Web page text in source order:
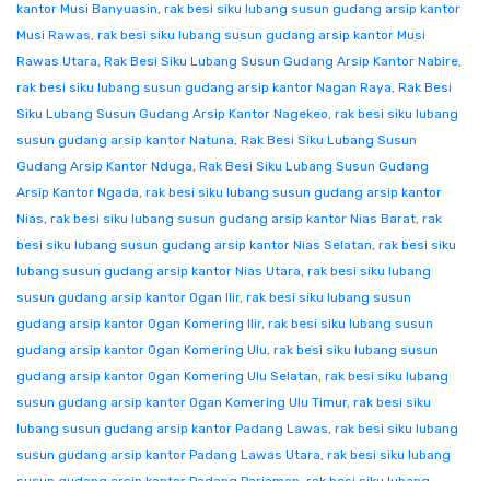
kantor Musi Banyuasin, rak besi siku lubang susun gudang arsip kantor
Musi Rawas, rak besi siku lubang susun gudang arsip kantor Musi
Rawas Utara, Rak Besi Siku Lubang Susun Gudang Arsip Kantor Nabire,
rak besi siku lubang susun gudang arsip kantor Nagan Raya, Rak Besi
Siku Lubang Susun Gudang Arsip Kantor Nagekeo, rak besi siku lubang
susun gudang arsip kantor Natuna, Rak Besi Siku Lubang Susun
Gudang Arsip Kantor Nduga, Rak Besi Siku Lubang Susun Gudang
Arsip Kantor Ngada, rak besi siku lubang susun gudang arsip kantor
Nias, rak besi siku lubang susun gudang arsip kantor Nias Barat, rak
besi siku lubang susun gudang arsip kantor Nias Selatan, rak besi siku
lubang susun gudang arsip kantor Nias Utara, rak besi siku lubang
susun gudang arsip kantor Ogan Ilir, rak besi siku lubang susun
gudang arsip kantor Ogan Komering Ilir, rak besi siku lubang susun
gudang arsip kantor Ogan Komering Ulu, rak besi siku lubang susun
gudang arsip kantor Ogan Komering Ulu Selatan, rak besi siku lubang
susun gudang arsip kantor Ogan Komering Ulu Timur, rak besi siku
lubang susun gudang arsip kantor Padang Lawas, rak besi siku lubang
susun gudang arsip kantor Padang Lawas Utara, rak besi siku lubang